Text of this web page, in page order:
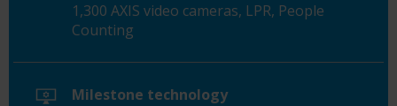
1,300 AXIS video cameras, LPR, People
Counting
Milestone technology